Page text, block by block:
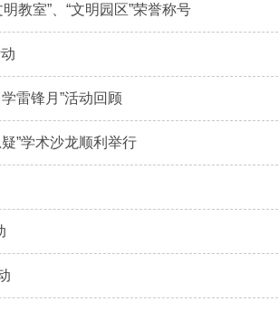
教室”、“文明园区”荣誉称号
雷锋月”活动回顾
”学术沙龙顺利举行